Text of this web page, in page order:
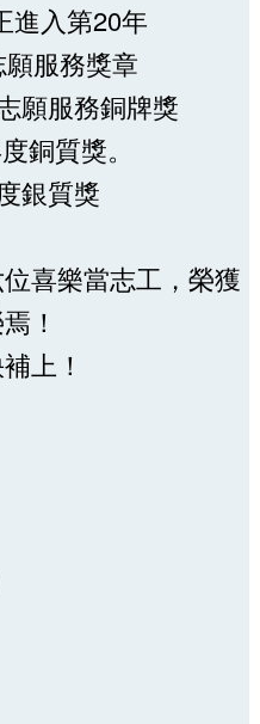
進入第20年
服務獎章
願服務銅牌獎
銅質獎。
銀質獎
喜樂當志工，榮獲
！
上！